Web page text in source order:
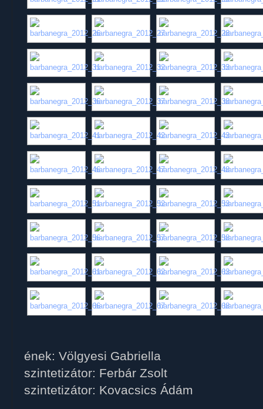
ének: Völgyesi Gabriella
szintetizátor: Ferbár Zsolt
szintetizátor: Kovacsics Ádám